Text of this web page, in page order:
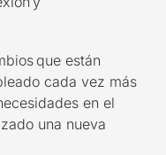
que están
cada vez más
en el
una nueva